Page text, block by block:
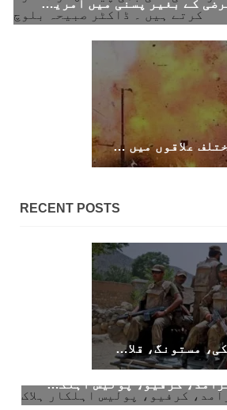
بیان میں کہا ہے کہ تنظیم کا
سیشن بیاد شہید صبا
بلوچستان
بھی سامنا ہے- بلوچ وومن فورم
وومن فورم کے نئی کابینہ، بلا
بانک شلی ، ڈپٹی آرگنائزر
منتخب ہوئی۔ مرکزی ممبر بانک
ہانی بلوچ ، فرزانہ بلوچ،
بلوچ عوام کی مرضی کے بغیر پسنی میں امریکی فوجی اڈہ قائم کرنے کی کسی بھی پیشکش کو مسترد کرتے ہیں ۔ ڈاکٹر صبیحہ بلوچ
بلوچستان کے مختلف علاقوں میں حملے، ناکہ بندی اور فائرنگ کے واقعات، متعدد اہلکاروں کے ہلاک و زخمی ہونے کی اطلاعات
RECENT POSTS
بلوچستان: نوشکی، مستونگ، قلات، سوراب اور خضدار میں کرفیو نافذ
بلوچستان: لاش برآمد، کرفیو، پولیس اہلکار ہلاک